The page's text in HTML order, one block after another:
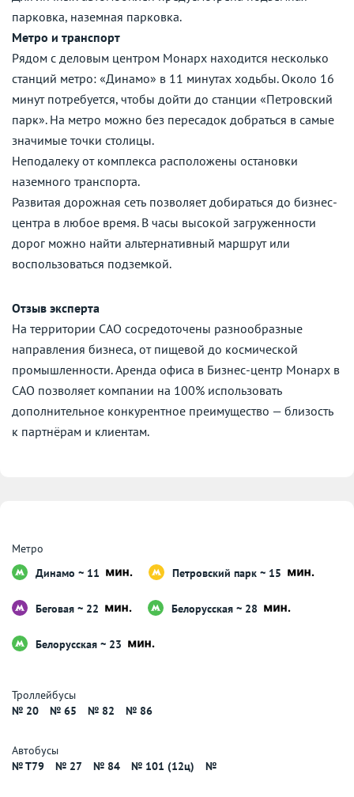
парковка, наземная парковка.
Метро и транспорт
Рядом с деловым центром Монарх находится несколько
станций метро: «Динамо» в 11 минутах ходьбы. Около 16
минут потребуется, чтобы дойти до станции «Петровский
парк». На метро можно без пересадок добраться в самые
значимые точки столицы.
Неподалеку от комплекса расположены остановки
наземного транспорта.
Развитая дорожная сеть позволяет добираться до бизнес-
центра в любое время. В часы высокой загруженности
дорог можно найти альтернативный маршрут или
воспользоваться подземкой.
Отзыв эксперта
На территории САО сосредоточены разнообразные
направления бизнеса, от пищевой до космической
промышленности. Аренда офиса в Бизнес-центр Монарх в
САО позволяет компании на 100% использовать
дополнительное конкурентное преимущество — близость
к партнёрам и клиентам.
Метро
Динамо ~ 11
Петровский парк ~ 15
Беговая ~ 22 Белорусская ~ 28
Белорусская ~ 23
Троллейбусы
№ 20
№ 65 № 82 № 86
Автобусы
№ T79
№ 27 № 84 № 101 (12ц) №